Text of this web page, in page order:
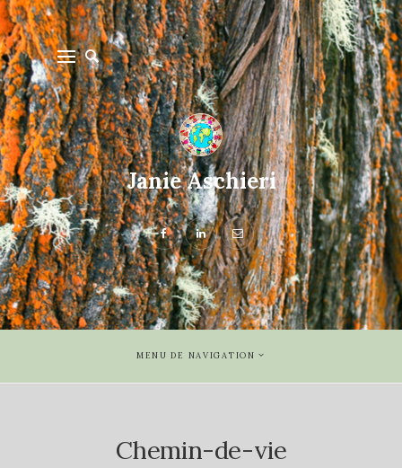
Janie Aschieri
MENU DE NAVIGATION
Chemin-de-vie